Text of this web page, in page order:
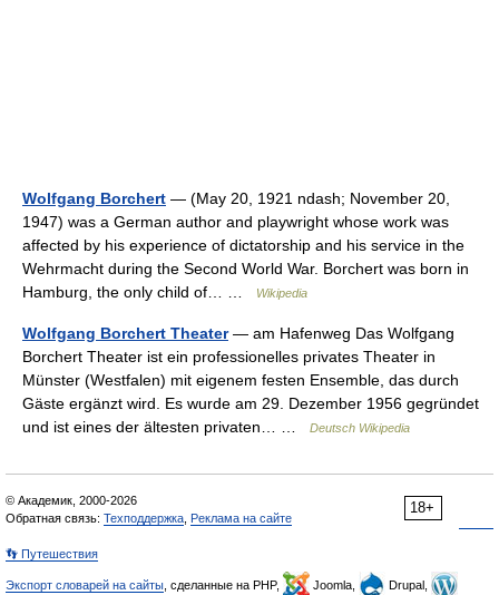
Wolfgang Borchert — (May 20, 1921 ndash; November 20,
1947) was a German author and playwright whose work was
affected by his experience of dictatorship and his service in the
Wehrmacht during the Second World War. Borchert was born in
Hamburg, the only child of… …
Wikipedia
Wolfgang Borchert Theater— am Hafenweg Das Wolfgang
Borchert Theater ist ein professionelles privates Theater in
Münster (Westfalen) mit eigenem festen Ensemble, das durch
Gäste ergänzt wird. Es wurde am 29. Dezember 1956 gegründet
und ist eines der ältesten privaten… …
Deutsch Wikipedia
18+
© Академик, 2000-2026
Обратная связь: Техподдержка Реклама на сайте
👣 Путешествия
Экспорт словарей на сайты , сделанные на PHP, Joomla,
Drupal,